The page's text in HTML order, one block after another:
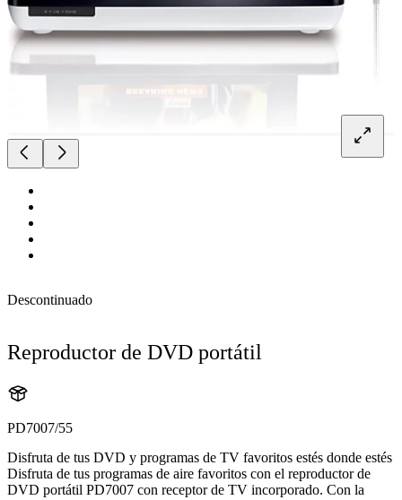
Descontinuado
Reproductor de DVD portátil
PD7007/55
Disfruta de tus DVD y programas de TV favoritos estés donde estés
Disfruta de tus programas de aire favoritos con el reproductor de
DVD portátil PD7007 con receptor de TV incorporado. Con la